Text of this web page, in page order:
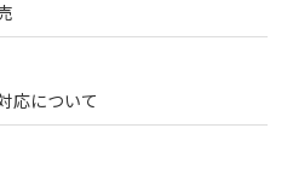
応について